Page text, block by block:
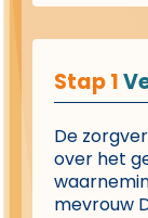
Stap 1
De
over het
mevrouw